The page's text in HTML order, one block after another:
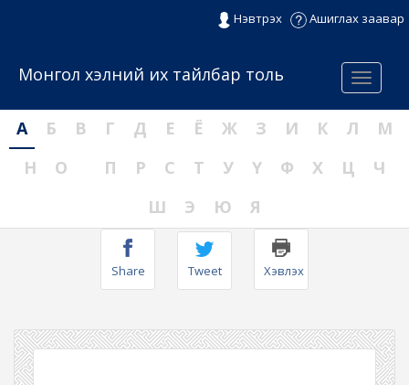
Нэвтрэх Ашиглах заавар
Menu
Монгол хэлний их тайлбар толь
А Б В Г Д Е Ё Ж З И К Л
М
Н
О П Р С Т У Ү Ф Х Ц
Ч
Ш
Э Ю Я
Share Tweet Хэвлэх